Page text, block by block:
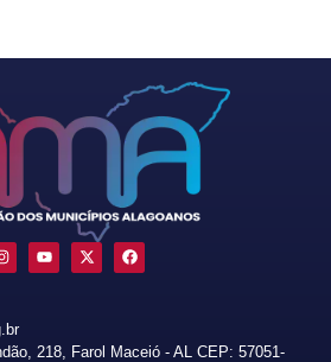
218, Farol Maceió - AL CEP: 57051-